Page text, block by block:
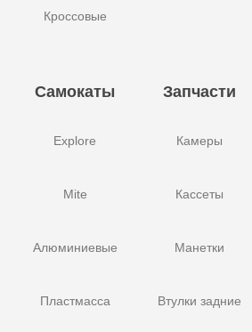
Кроссовые
Самокаты
Explore
Mite
Алюминиевые
Пластмасса
Запчасти
Камеры
Кассеты
Манетки
Втулки задние